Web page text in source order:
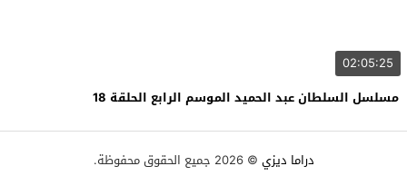
02:05:25
مسلسل السلطان عبد الحميد الموسم الرابع الحلقة 18
دراما ديزي © 2026 جميع الحقوق محفوظة.